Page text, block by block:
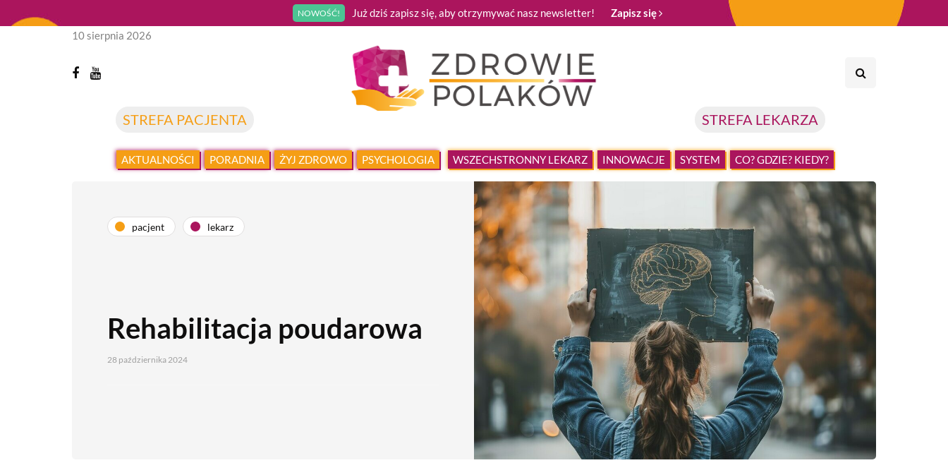
NOWOŚĆ! Już dziś zapisz się, aby otrzymywać nasz newsletter! Zapisz się
STREFA PACJENTA STREFA LEKARZA
10 sierpnia 2026
AKTUALNOŚCI PORADNIA ŻYJ ZDROWO PSYCHOLOGIA WSZECHSTRONNY LEKARZ INNOWACJE SYSTEM CO? GDZIE? KIEDY?
pacjent lekarz
Rehabilitacja poudarowa
28 października 2024